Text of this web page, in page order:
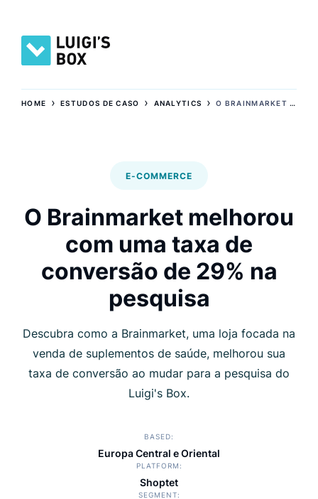
HOME ›ESTUDOS DE CASO › ANALYTICS ›O BRAINMARKET MELHOROU COM UMA TAXA DE CONVERSÃO DE 29% NA PESQUISA
E-COMMERCE
O Brainmarket melhorou
com uma taxa de
conversão de 29% na
pesquisa
Descubra como a Brainmarket, uma loja focada na
venda de suplementos de saúde, melhorou sua
taxa de conversão ao mudar para a pesquisa do
Luigi's Box.
BASED
Europa Central e Oriental
PLATFORM
Shoptet
SEGMENT